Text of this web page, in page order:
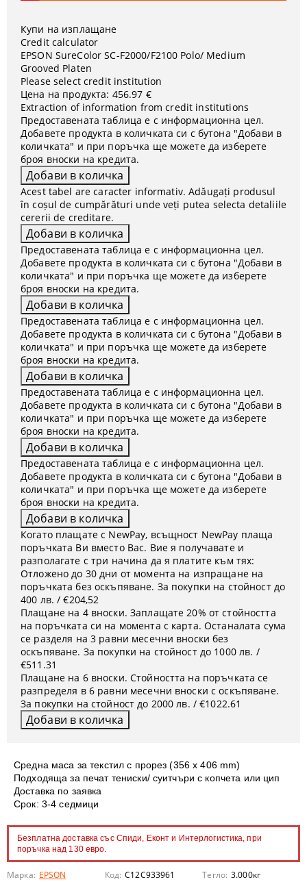
Средна маса за текстил с прорез (356 х 406 mm)
Подходяща за печат тениски/ суитчъри с копчета или цип
Доставка по заявка
Срок: 3-4 седмици
Безплатна доставка със Спиди, Еконт и Интерлогистика, при
поръчка над 130 евро.
Марка: EPSON Код: C12C933961 Тегло: 3.000кг
Купи на изплащане
Credit calculator
EPSON SureColor SC-F2000/F2100 Polo/ Medium
Grooved Platen
Please select credit institution
Цена на продукта: 456.97 €
Extraction of information from credit institutions
Предоставената таблица е с информационна цел.
Добавете продукта в количката си с бутона "Добави в
количката" и при поръчка ще можете да изберете
броя вноски на кредита.
Acest tabel are caracter informativ. Adăugați produsul
în coșul de cumpărături unde veți putea selecta detaliile
cererii de creditare.
Предоставената таблица е с информационна цел.
Добавете продукта в количката си с бутона "Добави в
количката" и при поръчка ще можете да изберете
броя вноски на кредита.
Предоставената таблица е с информационна цел.
Добавете продукта в количката си с бутона "Добави в
количката" и при поръчка ще можете да изберете
броя вноски на кредита.
Предоставената таблица е с информационна цел.
Добавете продукта в количката си с бутона "Добави в
количката" и при поръчка ще можете да изберете
броя вноски на кредита.
Предоставената таблица е с информационна цел.
Добавете продукта в количката си с бутона "Добави в
количката" и при поръчка ще можете да изберете
броя вноски на кредита.
Когато плащате с NewPay, всъщност NewPay плаща
поръчката Ви вместо Вас. Вие я получавате и
разполагате с три начина да я платите към тях:
Отложено до 30 дни от момента на изпращане на
поръчката без оскъпяване. За покупки на стойност до
400 лв. / €204,52
Плащане на 4 вноски. Заплащате 20% от стойността
на поръчката си на момента с карта. Останалата сума
се разделя на 3 равни месечни вноски без
оскъпяване. За покупки на стойност до 1000 лв. /
€511.31
Плащане на 6 вноски. Стойността на поръчката се
разпределя в 6 равни месечни вноски с оскъпяване.
За покупки на стойност до 2000 лв. / €1022.61